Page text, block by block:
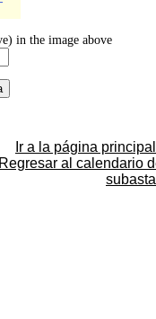
in the image above
Ir a la página principal
Regresar al calendario